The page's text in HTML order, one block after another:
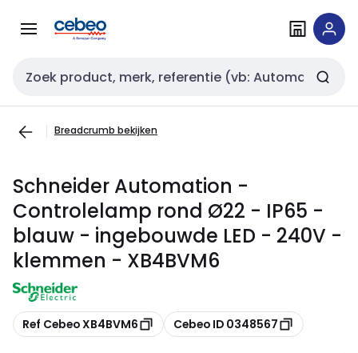
naar
naar
Zoekveld invoer
Breadcrumb bekijken
Schneider Automation -
Controlelamp rond Ø22 - IP65 -
blauw - ingebouwde LED - 240V -
klemmen - XB4BVM6
Kopiëren
Ref Cebeo XB4BVM6 Kopiëren
Cebeo ID 0348567